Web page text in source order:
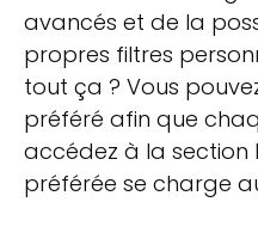
avancés et de la
propres filtres
tout ça ? Vous
préféré afin que
accédez à la section
préférée se charge